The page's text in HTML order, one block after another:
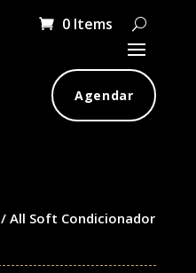
0 Items
Agendar
/ All Soft Condicionador